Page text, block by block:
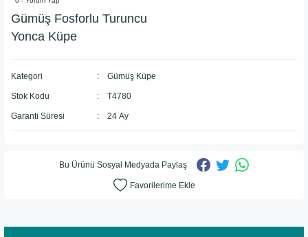
​Gümüş Fosforlu Turuncu
Yonca Küpe
Kategori Gümüş Küpe
Stok Kodu T4780
Garanti Süresi 24 Ay
Bu Ürünü Sosyal Medyada Paylaş